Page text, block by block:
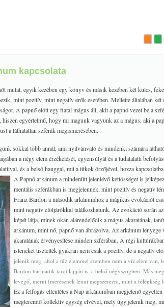
kapcsolata
mutat, egyik kezében egy könyv és másik kezében két kulcs,
mint pozitív, mint negatív erők esetében. Mellette általában két
A papnő előtt egy fiatal mágus áll, akit a papnő vezet be a
egyértelmű, hogy mi magunk vagyunk az a mágus, aki a
a láthatatlan szférák megismerésében.
sokkal több annál, ami nyilvánvaló és mindenki számára
a négy elem érzékelését, egyensúlyát és a tudatalatti
és a belső hanggal, mit a titkok őrzőjével, hozza kapcsolatba.
A Papnő arkánum a mindenütt jelenlévő kettősséget is
mentális szférákban is megjelennek, mint pozitív és negatív
Franz Bardon a második arkánumhoz a mágikus evokációt
mint negatív elöljárókkal találkozhatunk. Az evokáció során
képét látja, minek okán alárendelődik a mágus akaratának,
arkánum, mint nő, papnő van ábrázolva. Az arkánum lényege
akaratának érvényesítése minden szférában. A régi
isteneket tisztelték gyakran nem csak a pozitív, de a negatív
jelenik meg, ahol a tűz elemmel szemben nem a víz elem van,
Bardon harmadik tarot lapján is, a belső négyszögben. Más
levegő, merni (merésznek lenni megszerezni, mint a
Ez a felfogás ellentétes a Nap arkánumban megjelenő
megteremtő kollektív egység elvével, mely úgy jelenik meg,